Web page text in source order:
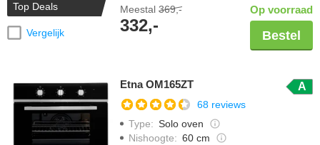
Top Deals
Vergelijk
Meestal 369,-
332,-
Op voorraad
Bestel
Etna OM165ZT A
68 reviews
Type: Solo oven
Nishoogte: 60 cm